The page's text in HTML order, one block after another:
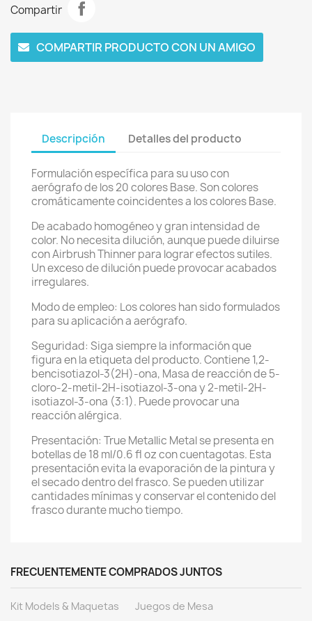
Compartir
COMPARTIR PRODUCTO CON UN AMIGO
Descripción Detalles del producto
Formulación específica para su uso con
aerógrafo de los 20 colores Base. Son colores
cromáticamente coincidentes a los colores Base.
De acabado homogéneo y gran intensidad de
color. No necesita dilución, aunque puede diluirse
con Airbrush Thinner para lograr efectos sutiles.
Un exceso de dilución puede provocar acabados
irregulares.
Modo de empleo: Los colores han sido formulados
para su aplicación a aerógrafo.
Seguridad: Siga siempre la información que
figura en la etiqueta del producto. Contiene 1,2-
bencisotiazol-3(2H)-ona, Masa de reacción de 5-
cloro-2-metil-2H-isotiazol-3-ona y 2-metil-2H-
isotiazol-3-ona (3:1). Puede provocar una
reacción alérgica.
Presentación: True Metallic Metal se presenta en
botellas de 18 ml/0.6 fl oz con cuentagotas. Esta
presentación evita la evaporación de la pintura y
el secado dentro del frasco. Se pueden utilizar
cantidades mínimas y conservar el contenido del
frasco durante mucho tiempo.
FRECUENTEMENTE COMPRADOS JUNTOS
Kit Models & Maquetas Juegos de Mesa